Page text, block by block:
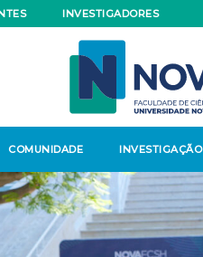
INVESTIGADORES
COMUNIDADE INVESTIGAÇÃO